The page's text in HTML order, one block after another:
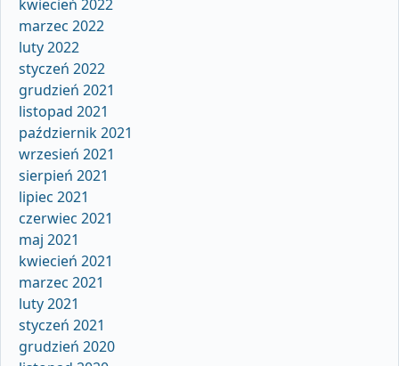
kwiecień 2022
marzec 2022
luty 2022
styczeń 2022
grudzień 2021
listopad 2021
październik 2021
wrzesień 2021
sierpień 2021
lipiec 2021
czerwiec 2021
maj 2021
kwiecień 2021
marzec 2021
luty 2021
styczeń 2021
grudzień 2020